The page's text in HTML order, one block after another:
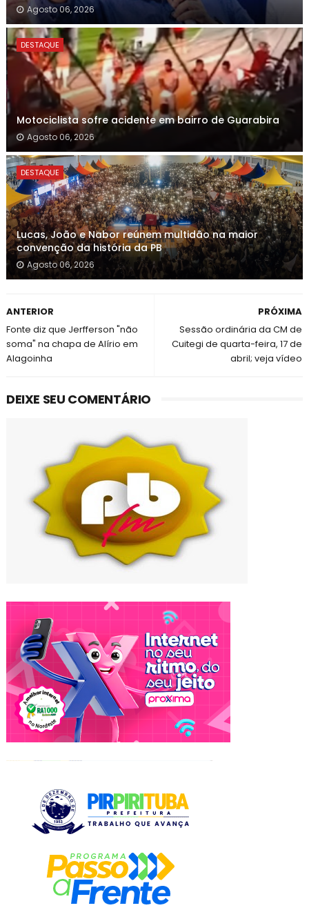
Agosto 06, 2026
DESTAQUE
Motociclista sofre acidente em bairro de Guarabira
Agosto 06, 2026
DESTAQUE
Lucas, João e Nabor reúnem multidão na maior
convenção da história da PB
Agosto 06, 2026
PRÓXIMA
Sessão ordinária da CM de
Cuitegi de quarta-feira, 17 de
abril; veja vídeo
ANTERIOR
Fonte diz que Jerfferson "não
soma" na chapa de Alírio em
Alagoinha
DEIXE SEU COMENTÁRIO